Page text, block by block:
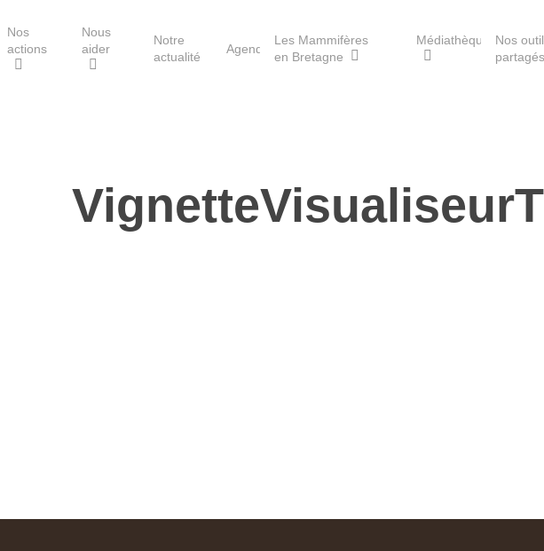
Nos
actions
Les Havres de paix pour la
loutre
Nous
aider
Notre
actualité
Agenda
Les Mammifères
en Bretagne
Médiathèque
Nos
partagés